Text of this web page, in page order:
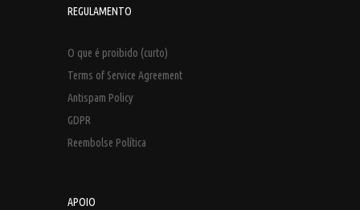
REGULAMENTO
O que é proibido (curto)
Terms of Service Agreement
Antispam Policy
GDPR
Reembolse Política
APOIO